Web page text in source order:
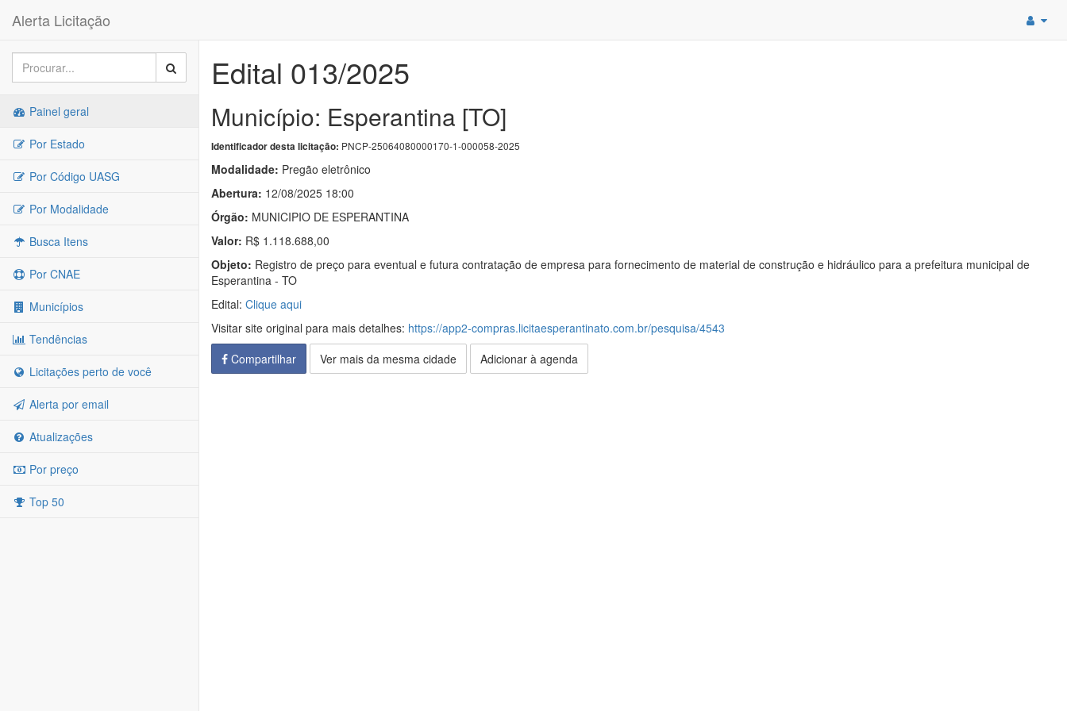
Alerta Licitação
Painel geral
Por Estado
Por Código UASG
Por Modalidade
Busca Itens
Por CNAE
Municípios
Tendências
Licitações perto de você
Alerta por email
Atualizações
Por preço
Top 50
Edital 013/2025
Município: Esperantina [TO]
Identificador desta licitação: PNCP-25064080000170-1-000058-2025
Modalidade: Pregão eletrônico
Abertura: 12/08/2025 18:00
Órgão: MUNICIPIO DE ESPERANTINA
Valor: R$ 1.118.688,00
Objeto: Registro de preço para eventual e futura contratação de empresa para fornecimento de material de construção e hidráulico para a prefeitura municipal de
Esperantina - TO
Edital: Clique aqui
Visitar site original para mais detalhes: https://app2-compras.licitaesperantinato.com.br/pesquisa/4543
Compartilhar
Ver mais da mesma cidade Adicionar à agenda